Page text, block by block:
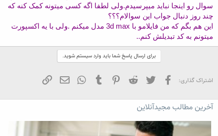
سوال رو اینجا نباید میپرسیدم.ولی لطفا اگه کسی میتونه کمک کنه که
چند روز دنبال جواب این سوالام؟؟؟
این هم بگم که من فایلامو با 3d max مدل میکنم .ولی با یه اکسپورت
میتونم به کد تبدیلش کنم..
برای ارسال پاسخ شما باید وارد سیستم شوید.
اشتراک گذاری: فیسبوک تویتر Reddit
Pinterest
Tumblr
WhatsApp
ایمیل
آخرین مطالب مجیدآنلاین